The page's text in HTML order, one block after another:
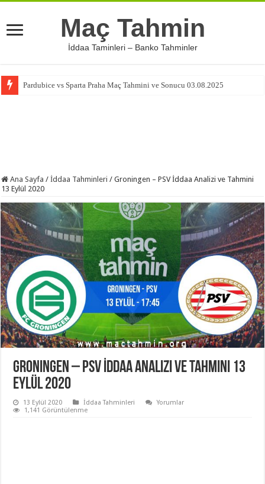
Maç Tahmin
İddaa Taminleri – Banko Tahminler
Pardubice vs Sparta Praha Maç Tahmini ve Sonucu 03.08.2025
Ana Sayfa / İddaa Tahminleri / Groningen – PSV İddaa Analizi ve Tahmini
13 Eylül 2020
Groningen – PSV İddaa Analizi ve Tahmini 13
Eylül 2020
13 Eylül 2020 İddaa Tahminleri
Yorumlar
1,141 Görüntülenme